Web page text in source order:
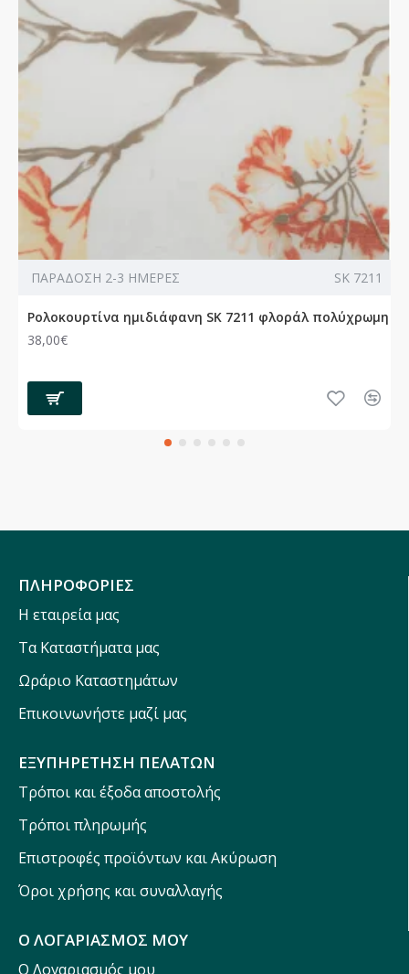
ΠΑΡΑΔΟΣΗ 2-3 ΗΜΕΡΕΣ SK 7211
Ρολοκουρτίνα ημιδιάφανη SK 7211 φλοράλ πολύχρωμη
38,00€
ΠΛΗΡΟΦΟΡΙΕΣ
Η εταιρεία μας
Τα Καταστήματα μας
Ωράριο Καταστημάτων
Επικοινωνήστε μαζί μας
ΕΞΥΠΗΡΕΤΗΣΗ ΠΕΛΑΤΩΝ
Τρόποι και έξοδα αποστολής
Τρόποι πληρωμής
Επιστροφές προϊόντων και Ακύρωση
Όροι χρήσης και συναλλαγής
Ο ΛΟΓΑΡΙΑΣΜΟΣ ΜΟΥ
Ο Λογαριασμός μου